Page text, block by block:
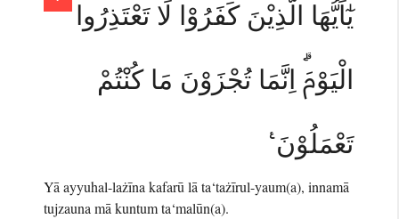
يٰٓاَيُّهَا الَّذِيْنَ كَفَرُوْا لَا تَعْتَذِرُوا
الْيَوْمَۗ اِنَّمَا تُجْزَوْنَ مَا كُنْتُمْ
تَعْمَلُوْنَ ࣖ
Yā ayyuhal-lażīna kafarū lā ta‘tażīrul-yaum(a), innamā
tujzauna mā kuntum ta‘malūn(a).